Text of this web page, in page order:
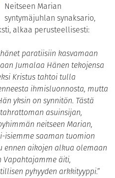
Neitseen Marian
syntymäjuhlan synaksario,
alkaa perusteellisesti:
paratiisiin kasvamaan
Jumalaa Hänen tekojensa
Kristus tahtoi tulla
ihmisluonnosta, mutta
yksin on synnitön. Tästä
asuinsijan,
neitseen Marian,
isiemme saaman tuomion
aikojen alkua olemaan
Vapahtajamme äiti,
pyhyyden arkkityyppi.”